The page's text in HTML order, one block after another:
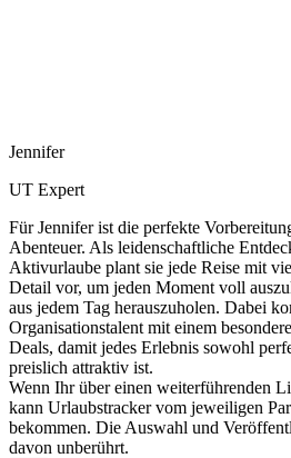
Jennifer
UT Expert
Für Jennifer ist die perfekte
Abenteuer. Als leidenschaftliche
Aktivurlaube plant sie jede Reise mit
Detail vor, um jeden Moment voll
aus jedem Tag herauszuholen. Dabei
Organisationstalent mit einem
Deals, damit jedes Erlebnis sowohl
preislich attraktiv ist.
Wenn Ihr über einen weiterführenden
kann Urlaubstracker vom jeweiligen
bekommen. Die Auswahl und
davon unberührt.